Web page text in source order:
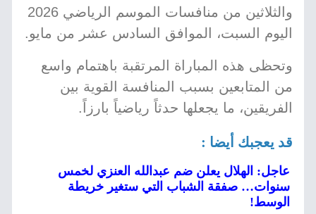
والثلاثين من منافسات الموسم الرياضي 2026
اليوم السبت، الموافق السادس عشر من مايو.
وتحظى هذه المباراة المرتقبة باهتمام واسع
من المتابعين بسبب المنافسة القوية بين
الفريقين، ما يجعلها حدثاً رياضياً بارزاً.
قد يعجبك أيضا :
عاجل: الهلال يعلن ضم عبدالله العنزي لخمس
سنوات… صفقة الشباب التي ستغير خريطة
الوسط!